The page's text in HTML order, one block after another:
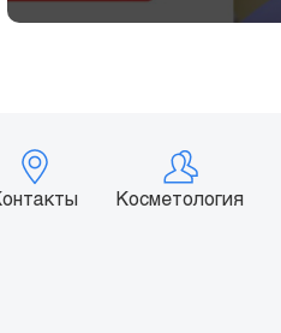
Косметология